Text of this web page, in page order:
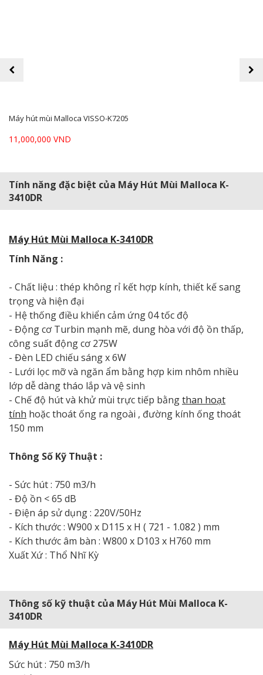
Máy hút mùi Malloca VISSO-K7205
11,000,000 VND
prev next
Tính năng đặc biệt của Máy Hút Mùi Malloca K-
3410DR
Máy Hút Mùi Malloca K-3410DR
Tính Năng :
- Chất liệu : thép không rỉ kết hợp kính, thiết kế sang
trọng và hiện đại
- Hệ thống điều khiển cảm ứng 04 tốc độ
- Động cơ Turbin mạnh mẽ, dung hòa với độ ồn thấp,
công suất động cơ 275W
- Đèn LED chiếu sáng x 6W
- Lưới lọc mỡ và ngăn ẩm bằng hợp kim nhôm nhiều
lớp dễ dàng tháo lắp và vệ sinh
- Chế độ hút và khử mùi trực tiếp bằngthan hoạt
tính hoặc thoát ống ra ngoài , đường kính ống thoát
150 mm
Thông Số Kỹ Thuật :
- Sức hút : 750 m3/h
- Độ ồn < 65 dB
- Điện áp sử dụng : 220V/50Hz
- Kích thước : W900 x D115 x H ( 721 - 1.082 ) mm
- Kích thước âm bàn : W800 x D103 x H760 mm
Xuất Xứ : Thổ Nhĩ Kỳ
Thông số kỹ thuật của Máy Hút Mùi Malloca K-
3410DR
Máy Hút Mùi Malloca K-3410DR
Sức hút : 750 m3/h